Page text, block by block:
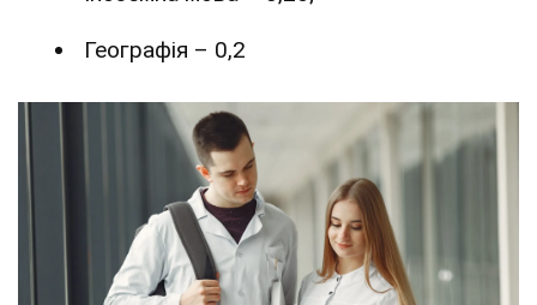
Географія – 0,2